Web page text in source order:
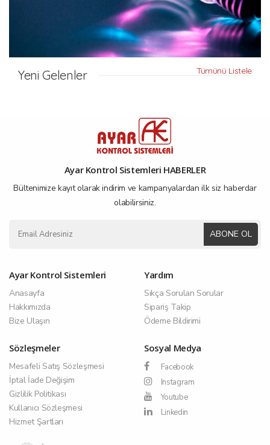
Yeni Gelenler Tümünü Listele
Ayar Kontrol Sistemleri HABERLER
Bültenimize kayıt olarak indirim ve kampanyalardan ilk siz haberdar
olabilirsiniz.
ABONE OL
Ayar Kontrol Sistemleri
Anasayfa
Hakkımızda
Bize Ulaşın
Yardım
Sıkça Sorulan Sorular
Sipariş Takip
Ödeme Bildirimi
Sözleşmeler
Mesafeli Satış Sözleşmesi
İptal İade Değişim
Gizlilik Politikası
Kullanıcı Sözleşmesi
Hizmet Şartları
Sosyal Medya
Facebook
Instagram
Youtube
Linkedin